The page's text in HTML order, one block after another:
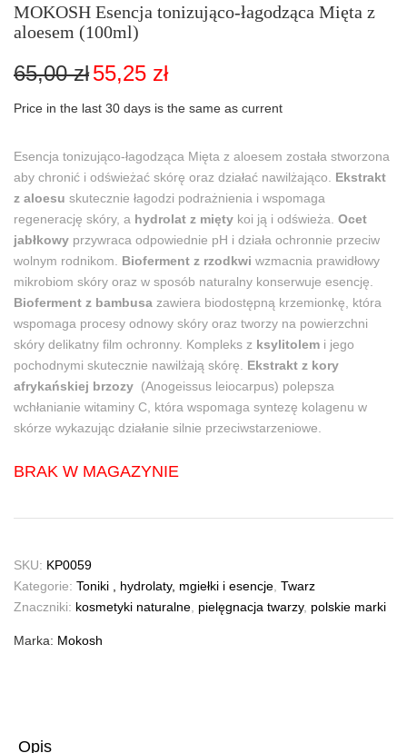
MOKOSH Esencja tonizująco-łagodząca Mięta z
aloesem (100ml)
65,00zł Pierwotna
cena
wynosiła:
55,25 zł
wynosi:
Price in the last 30 days is the same as current
Esencja tonizująco-łagodząca Mięta z aloesem została stworzona
aby chronić i odświeżać skórę oraz działać nawilżająco. Ekstrakt
z aloesu skutecznie łagodzi podrażnienia i wspomaga
regenerację skóry, a hydrolat z mięty koi ją i odświeża. Ocet
jabłkowy przywraca odpowiednie pH i działa ochronnie przeciw
wolnym rodnikom. Bioferment z rzodkwi wzmacnia prawidłowy
mikrobiom skóry oraz w sposób naturalny konserwuje esencję.
Bioferment z bambusa zawiera biodostępną krzemionkę, która
wspomaga procesy odnowy skóry oraz tworzy na powierzchni
skóry delikatny film ochronny. Kompleks z ksylitolem i jego
pochodnymi skutecznie nawilżają skórę. Ekstrakt z kory
afrykańskiej brzozy (Anogeissus leiocarpus) polepsza
wchłanianie witaminy C, która wspomaga syntezę kolagenu w
skórze wykazując działanie silnie przeciwstarzeniowe.
BRAK W MAGAZYNIE
SKU: KP0059
Kategorie: Toniki , hydrolaty, mgiełki i esencje Twarz
Znaczniki: kosmetyki naturalne pielęgnacja twarzy, polskie marki
Marka: Mokosh
Opis